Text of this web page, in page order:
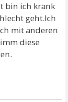
bin ich krank
geht.Ich
mit anderen
diese